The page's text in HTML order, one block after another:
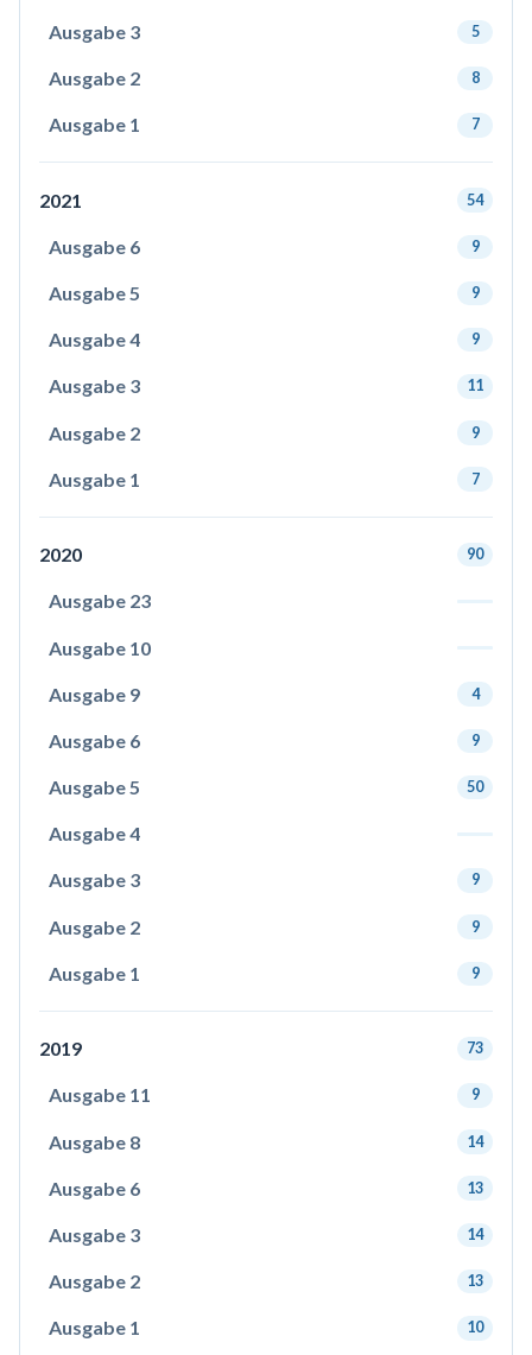
Ausgabe 3 5
Ausgabe 2 8
Ausgabe 1 7
2021 54
Ausgabe 6 9
Ausgabe 5 9
Ausgabe 4 9
Ausgabe 3 11
Ausgabe 2 9
Ausgabe 1 7
2020 90
Ausgabe 23
Ausgabe 10
Ausgabe 9 4
Ausgabe 6 9
Ausgabe 5 50
Ausgabe 4
Ausgabe 3 9
Ausgabe 2 9
Ausgabe 1 9
2019 73
Ausgabe 11 9
Ausgabe 8 14
Ausgabe 6 13
Ausgabe 3 14
Ausgabe 2 13
Ausgabe 1 10